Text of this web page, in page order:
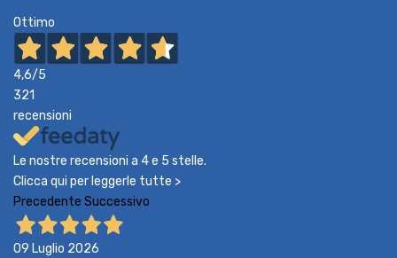
Ottimo
4,6/5
321
recensioni
Le nostre recensioni a 4 e 5 stelle.
Clicca qui per leggerle tutte >
Precedente Successivo
09 Luglio 2026